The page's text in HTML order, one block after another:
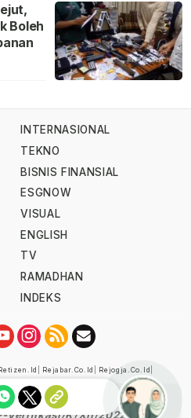
Boleh
INTERNASIONAL
TEKNO
BISNIS FINANSIAL
ESGNOW
VISUAL
ENGLISH
TV
RAMADHAN
INDEKS
Rejabar.co.id Rejogja.co.id
oleh Dewan Pers
Verifikasi/K/XII/2022